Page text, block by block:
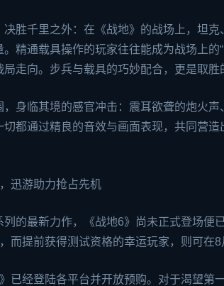
决胜千里之外：在《战地》的战场上，坦
精通载具操作的玩家往往能成为战场上的
走向。步兵与载具的巧妙配合，更是取胜
，身临其境的感官冲击：震耳欲聋的炮火
都通过精良的音效与画面表现，共同营造
迅游助力抢占先机
列的最新力作，《战地6》尚未正式登场便
而提前获得测试资格的幸运玩家，则可在
已经登陆各平台并开放预购。对于渴望